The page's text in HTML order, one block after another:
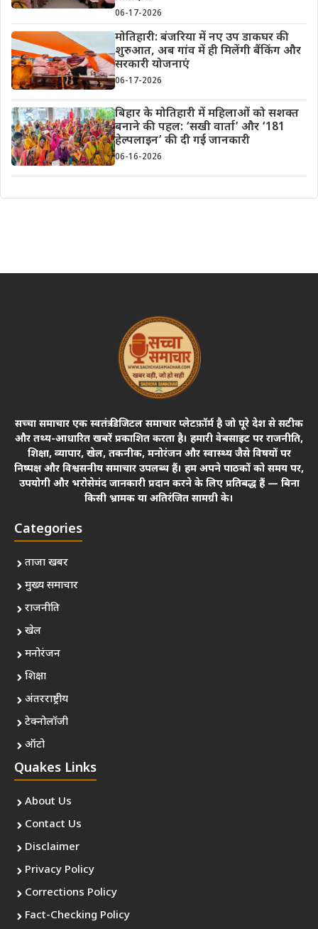
06-17-2026
मोतिहारी: बंजरिया में नए उप डाकघर की
शुरुआत, अब गांव में ही मिलेंगी बैंकिंग और
सरकारी योजनाएं
06-17-2026
बिहार के मोतिहारी में महिलाओं को सशक्त
बनाने की पहल: ‘सखी वार्ता’ और ‘181
हेल्पलाइन’ की दी गई जानकारी
06-16-2026
सच्चा समाचार एक स्वतंत्र डिजिटल समाचार प्लेटफ़ॉर्म है जो पूरे देश से सटीक
और तथ्य-आधारित खबरें प्रकाशित करता है। हमारी वेबसाइट पर राजनीति,
शिक्षा, व्यापार, खेल, तकनीक, मनोरंजन और स्वास्थ्य जैसे विषयों पर
निष्पक्ष और विश्वसनीय समाचार उपलब्ध हैं। हम अपने पाठकों को समय पर,
उपयोगी और भरोसेमंद जानकारी प्रदान करने के लिए प्रतिबद्ध हैं — बिना
किसी भ्रामक या अतिरंजित सामग्री के।
Categories
ताजा खबर
मुख्य समाचार
राजनीति
खेल
मनोरंजन
शिक्षा
अंतरराष्ट्रीय
टेक्नोलॉजी
ऑटो
Quakes Links
About Us
Contact Us
Disclaimer
Privacy Policy
Corrections Policy
Fact-Checking Policy